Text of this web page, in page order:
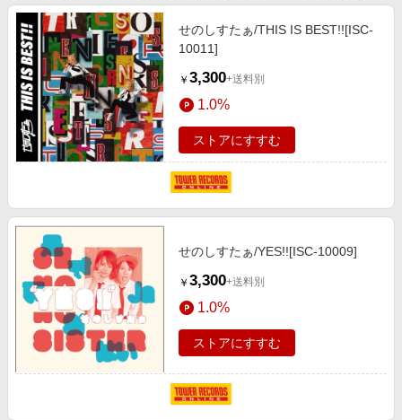
コスメ・健康・医薬品
キッズ・ベビー用品
家電・PC・スマホ・カメラ
エンタメ
スポーツ・アウトドア・ゴルフ
インテリア・寝具
旅行・レジャー・ホテル予約
生活・お役立ち
金融・マネー・保険
デジタルコンテンツ
ビジネス・その他サービス
新着ストアのご紹介
電子書籍特集
楽天ペイ導入ストア
楽天サービス特集
旅行特集
わくわく夏特集
Apple公式サイト×楽天カード分割払い
Qoo10メガポ
Samsung ボーナスキャンペーン
週末の高還元 夏の長期版
楽天IDでログイン/会員登録
せのしすたぁ/THIS IS BEST!![ISC-
10011]
￥ 3,300+送料別
1.0%
ストアにすすむ
せのしすたぁ/YES!![ISC-10009]
￥ 3,300+送料別
1.0%
ストアにすすむ